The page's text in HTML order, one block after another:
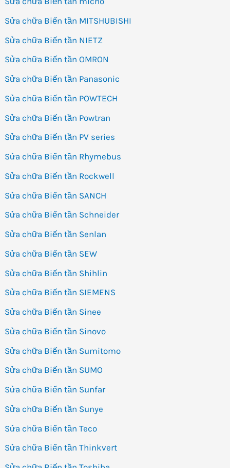
Sửa chữa Biến tần MITSHUBISHI
Sửa chữa Biến tần NIETZ
Sửa chữa Biến tần OMRON
Sửa chữa Biến tần Panasonic
Sửa chữa Biến tần POWTECH
Sửa chữa Biến tần Powtran
Sửa chữa Biến tần PV series
Sửa chữa Biến tần Rhymebus
Sửa chữa Biến tần Rockwell
Sửa chữa Biến tần SANCH
Sửa chữa Biến tần Schneider
Sửa chữa Biến tần Senlan
Sửa chữa Biến tần SEW
Sửa chữa Biến tần Shihlin
Sửa chữa Biến tần SIEMENS
Sửa chữa Biến tần Sinee
Sửa chữa Biến tần Sinovo
Sửa chữa Biến tần Sumitomo
Sửa chữa Biến tần SUMO
Sửa chữa Biến tần Sunfar
Sửa chữa Biến tần Sunye
Sửa chữa Biến tần Teco
Sửa chữa Biến tần Thinkvert